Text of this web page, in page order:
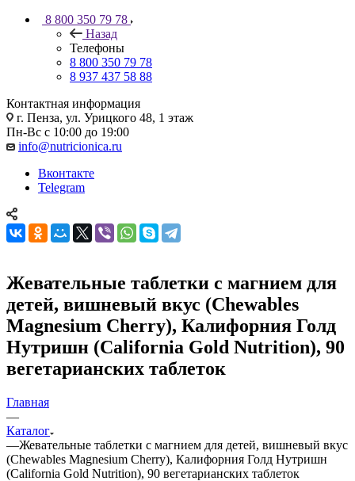
8 800 350 79 78
Назад
Телефоны
8 800 350 79 78
8 937 437 58 88
Контактная информация
г. Пенза, ул. Урицкого 48, 1 этаж
Пн-Вс с 10:00 до 19:00
info@nutricionica.ru
Вконтакте
Telegram
Жевательные таблетки с магнием для
детей, вишневый вкус (Chewables
Magnesium Cherry), Калифорния Голд
Нутришн (California Gold Nutrition), 90
вегетарианских таблеток
Главная
—
Каталог
—Жевательные таблетки с магнием для детей, вишневый вкус
(Chewables Magnesium Cherry), Калифорния Голд Нутришн
(California Gold Nutrition), 90 вегетарианских таблеток